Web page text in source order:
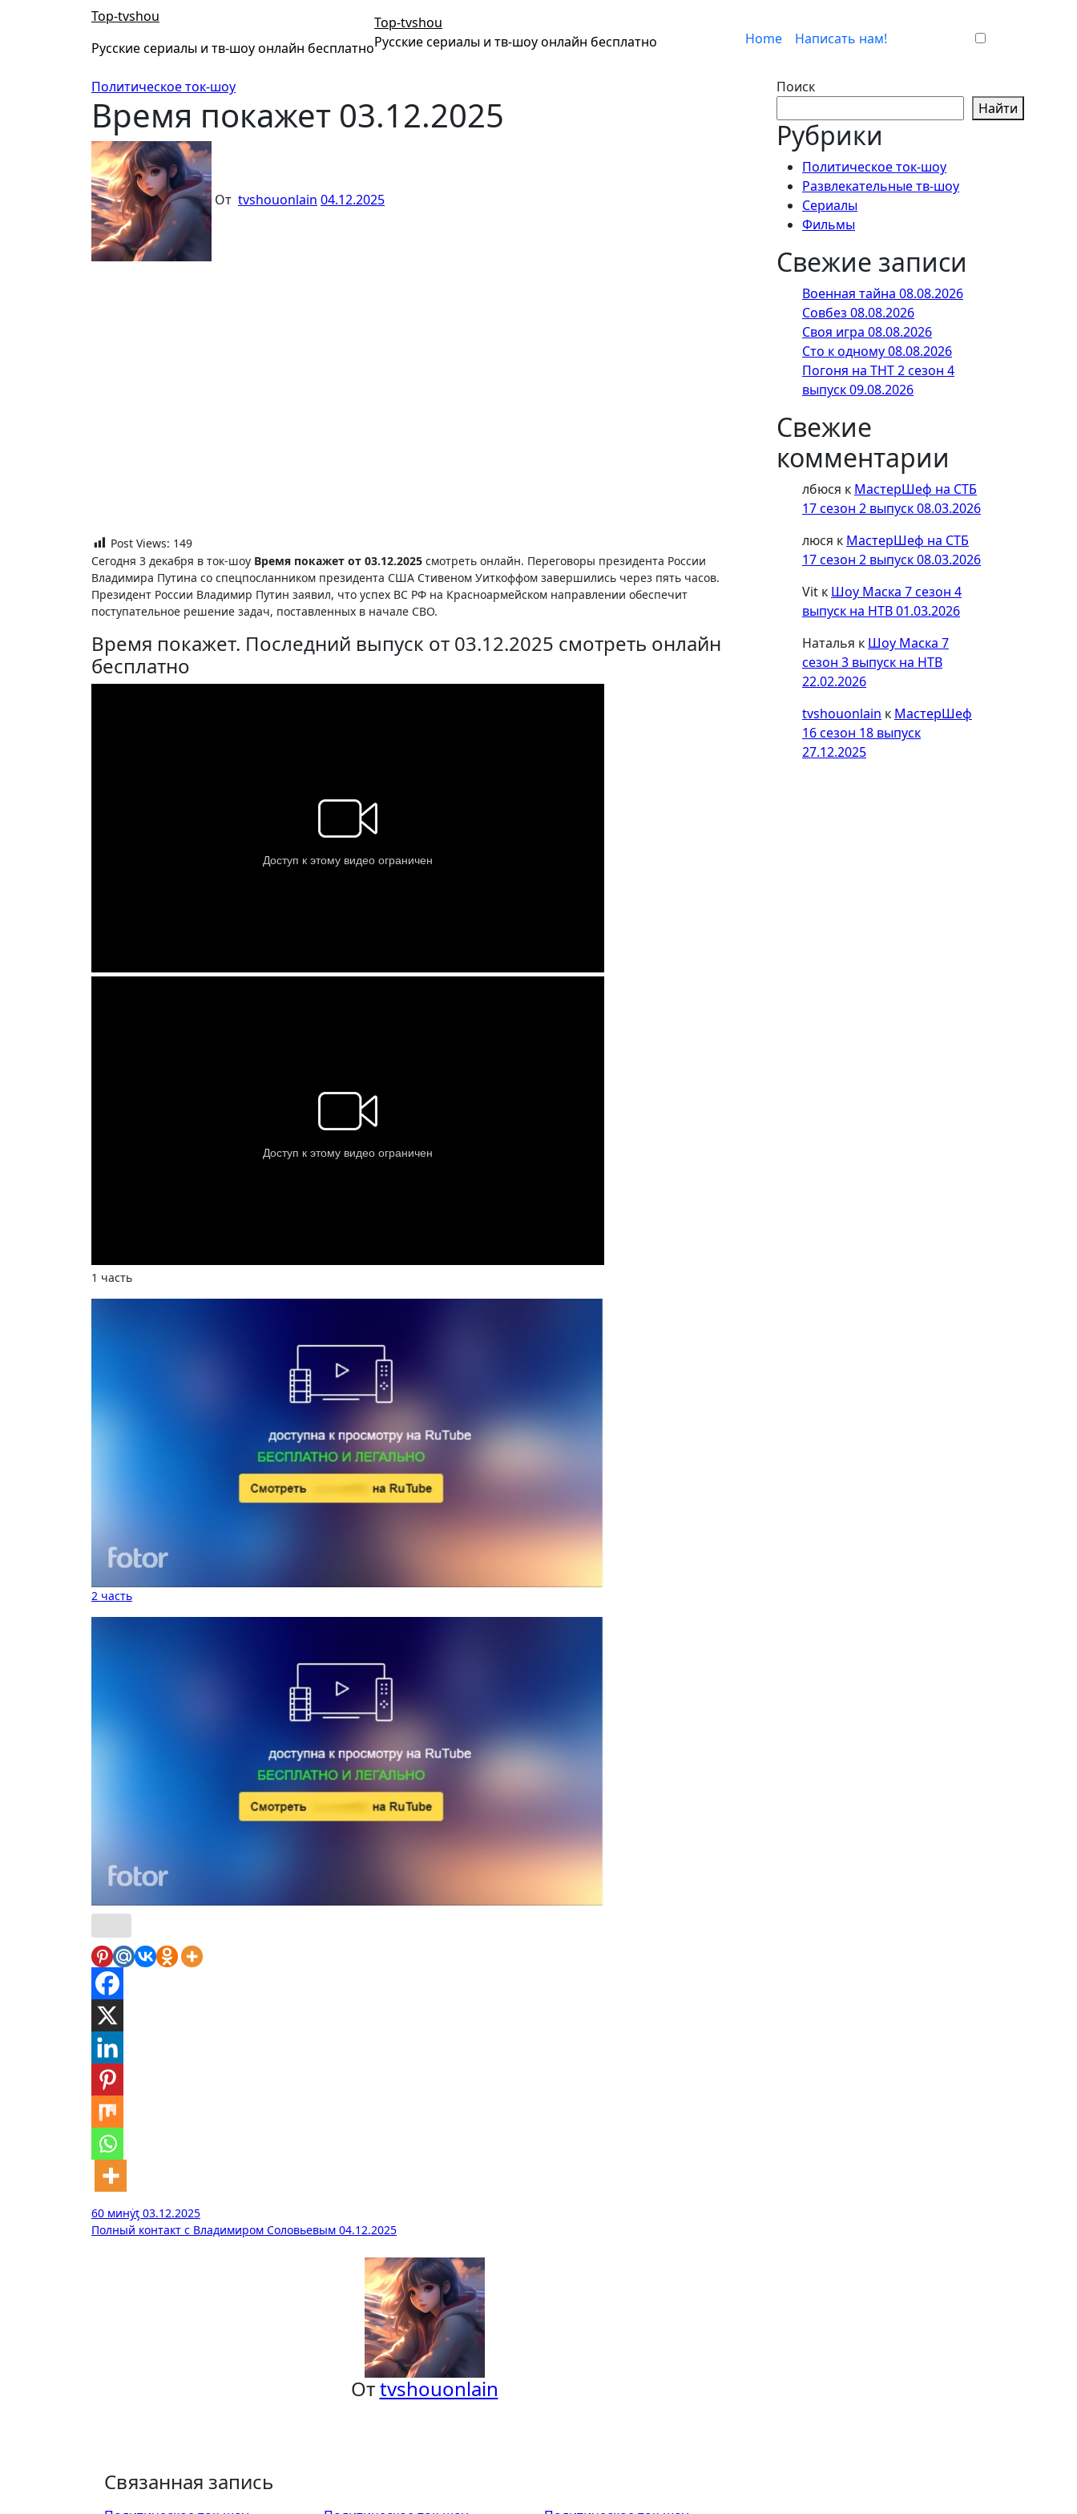
Top-tvshou
Русские сериалы и тв-шоу онлайн бесплатно
Top-tvshou
Русские сериалы и тв-шоу онлайн бесплатно
Home Написать нам!
Политическое ток-шоу
Время покажет 03.12.2025
От tvshouonlain 04.12.2025
Post Views: 149
Сегодня 3 декабря в ток-шоу Время покажет от 03.12.2025 смотреть онлайн. Переговоры президента России
Владимира Путина со спецпосланником президента США Стивеном Уиткоффом завершились через пять часов.
Президент России Владимир Путин заявил, что успех ВС РФ на Красноармейском направлении обеспечит
поступательное решение задач, поставленных в начале СВО.
Время покажет. Последний выпуск от 03.12.2025 смотреть онлайн
бесплатно
1 часть
2 часть
Навигация
60 минẏƫ 03.12.2025
Полный контакт с Владимиром Соловьевым 04.12.2025
Отtvshouonlain
Связанная запись
Поиск
Найти
Рубрики
Политическое ток-шоу
Развлекательные тв-шоу
Сериалы
Фильмы
Свежие записи
Военная тайна 08.08.2026
Совбез 08.08.2026
Своя игра 08.08.2026
Сто к одному 08.08.2026
Погоня на ТНТ 2 сезон 4
выпуск 09.08.2026
Свежие
комментарии
лбюся к МастерШеф на СТБ
17 сезон 2 выпуск 08.03.2026
люся к МастерШеф на СТБ
17 сезон 2 выпуск 08.03.2026
Vit к Шоу Маска 7 сезон 4
выпуск на НТВ 01.03.2026
Наталья к Шоу Маска 7
сезон 3 выпуск на НТВ
22.02.2026
tvshouonlain к МастерШеф
16 сезон 18 выпуск
27.12.2025